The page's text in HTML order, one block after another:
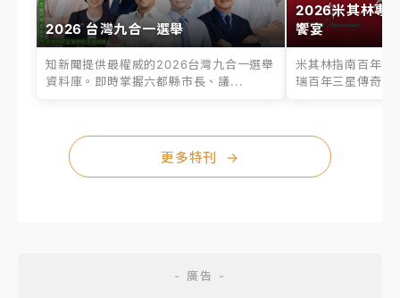
2026 台灣九合一選舉
知新聞提供最權威的2026台灣九合一選舉
資料庫。即時掌握六都縣市長、議...
2026米其林專
饗宴
米其林指南百年之
瑞百年三星傳奇、
更多特刊 →